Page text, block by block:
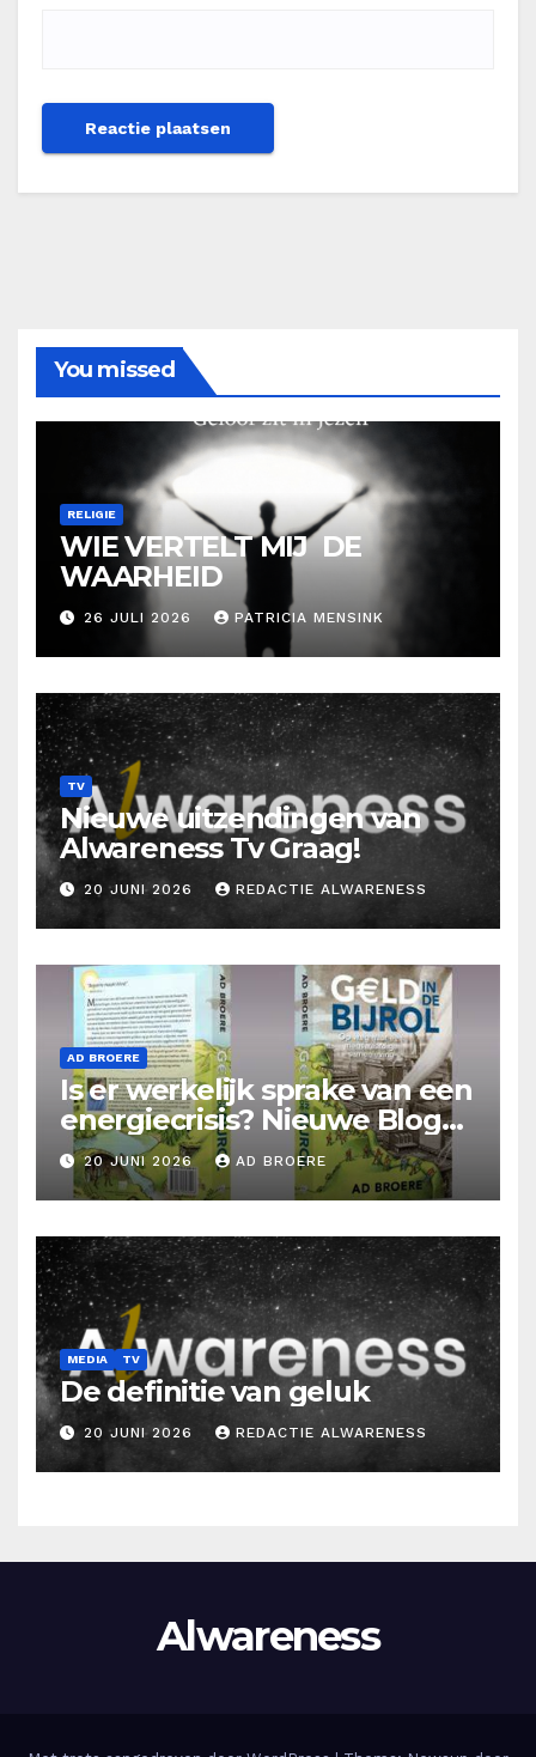
You missed
RELIGIE
WIE VERTELT MIJ DE
WAARHEID
26 JULI 2026 PATRICIA MENSINK
TV
Nieuwe uitzendingen van
Alwareness Tv Graag!
20 JUNI 2026 REDACTIE ALWARENESS
AD BROERE
Is er werkelijk sprake van een
energiecrisis? Nieuwe Blog
Ad Broere
20 JUNI 2026 AD BROERE
MEDIA TV
De definitie van geluk
20 JUNI 2026 REDACTIE ALWARENESS
Alwareness